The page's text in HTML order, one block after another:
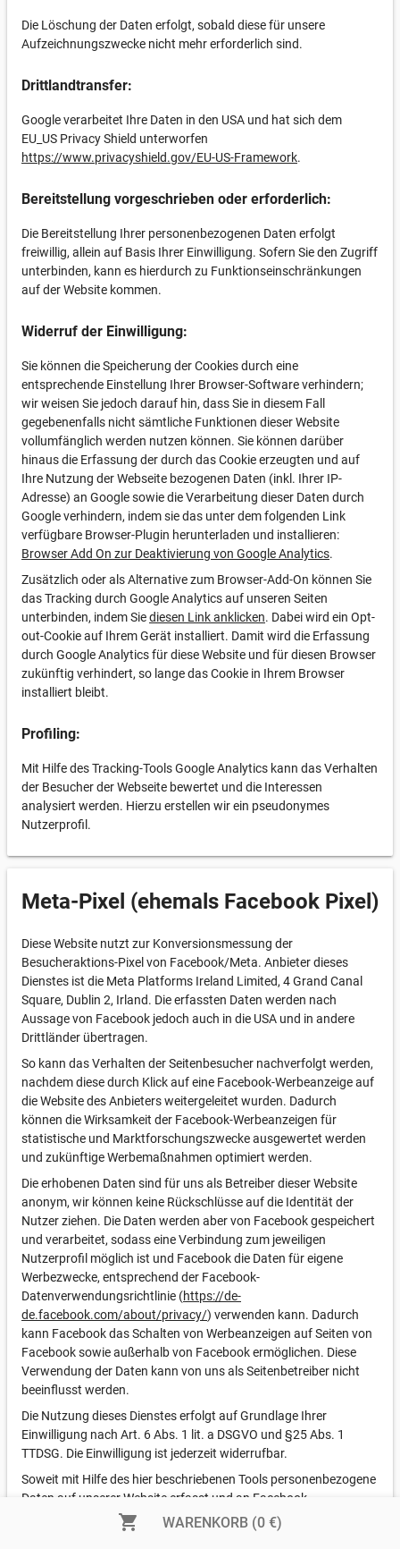
Die Löschung der Daten erfolgt, sobald diese für unsere
Aufzeichnungszwecke nicht mehr erforderlich sind.
Drittlandtransfer:
Google verarbeitet Ihre Daten in den USA und hat sich dem
EU_US Privacy Shield unterworfen
https://www.privacyshield.gov/EU-US-Framework.
Bereitstellung vorgeschrieben oder erforderlich:
Die Bereitstellung Ihrer personenbezogenen Daten erfolgt
freiwillig, allein auf Basis Ihrer Einwilligung. Sofern Sie den Zugriff
unterbinden, kann es hierdurch zu Funktionseinschränkungen
auf der Website kommen.
Widerruf der Einwilligung:
Sie können die Speicherung der Cookies durch eine
entsprechende Einstellung Ihrer Browser-Software verhindern;
wir weisen Sie jedoch darauf hin, dass Sie in diesem Fall
gegebenenfalls nicht sämtliche Funktionen dieser Website
vollumfänglich werden nutzen können. Sie können darüber
hinaus die Erfassung der durch das Cookie erzeugten und auf
Ihre Nutzung der Webseite bezogenen Daten (inkl. Ihrer IP-
Adresse) an Google sowie die Verarbeitung dieser Daten durch
Google verhindern, indem sie das unter dem folgenden Link
verfügbare Browser-Plugin herunterladen und installieren:
Browser Add On zur Deaktivierung von Google Analytics.
Zusätzlich oder als Alternative zum Browser-Add-On können Sie
das Tracking durch Google Analytics auf unseren Seiten
unterbinden, indem Siediesen Link anklicken. Dabei wird ein Opt-
out-Cookie auf Ihrem Gerät installiert. Damit wird die Erfassung
durch Google Analytics für diese Website und für diesen Browser
zukünftig verhindert, so lange das Cookie in Ihrem Browser
installiert bleibt.
Profiling:
Mit Hilfe des Tracking-Tools Google Analytics kann das Verhalten
der Besucher der Webseite bewertet und die Interessen
analysiert werden. Hierzu erstellen wir ein pseudonymes
Nutzerprofil.
Meta-Pixel (ehemals Facebook Pixel)
Diese Website nutzt zur Konversionsmessung der
Besucheraktions-Pixel von Facebook/Meta. Anbieter dieses
Dienstes ist die Meta Platforms Ireland Limited, 4 Grand Canal
Square, Dublin 2, Irland. Die erfassten Daten werden nach
Aussage von Facebook jedoch auch in die USA und in andere
Drittländer übertragen.
So kann das Verhalten der Seitenbesucher nachverfolgt werden,
nachdem diese durch Klick auf eine Facebook-Werbeanzeige auf
die Website des Anbieters weitergeleitet wurden. Dadurch
können die Wirksamkeit der Facebook-Werbeanzeigen für
statistische und Marktforschungszwecke ausgewertet werden
und zukünftige Werbemaßnahmen optimiert werden.
Die erhobenen Daten sind für uns als Betreiber dieser Website
anonym, wir können keine Rückschlüsse auf die Identität der
Nutzer ziehen. Die Daten werden aber von Facebook gespeichert
und verarbeitet, sodass eine Verbindung zum jeweiligen
Nutzerprofil möglich ist und Facebook die Daten für eigene
Werbezwecke, entsprechend der Facebook-
Datenverwendungsrichtlinie (https://de-
de.facebook.com/about/privacy/) verwenden kann. Dadurch
kann Facebook das Schalten von Werbeanzeigen auf Seiten von
Facebook sowie außerhalb von Facebook ermöglichen. Diese
Verwendung der Daten kann von uns als Seitenbetreiber nicht
beeinflusst werden.
Die Nutzung dieses Dienstes erfolgt auf Grundlage Ihrer
Einwilligung nach Art. 6 Abs. 1 lit. a DSGVO und §25 Abs. 1
TTDSG. Die Einwilligung ist jederzeit widerrufbar.
Soweit mit Hilfe des hier beschriebenen Tools personenbezogene
Daten auf unserer Website erfasst und an Facebook
weitergeleitet werden, sind wir und die Meta Platforms Ireland
Limited, 4 Grand Canal Square, Grand Canal Harbour, Dublin 2,
shopping_cart WARENKORB (0 €)